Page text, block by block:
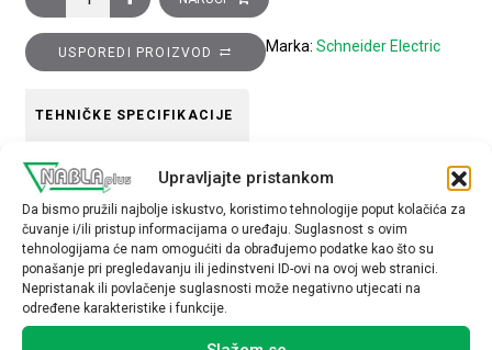
Upravljajte pristankom
Da bismo pružili najbolje iskustvo, koristimo tehnologije poput kolačića za
čuvanje i/ili pristup informacijama o uređaju. Suglasnost s ovim
tehnologijama će nam omogućiti da obrađujemo podatke kao što su
ponašanje pri pregledavanju ili jedinstveni ID-ovi na ovoj web stranici.
Nepristanak ili povlačenje suglasnosti može negativno utjecati na
određene karakteristike i funkcije.
USPOREDI PROIZVOD Marka: Schneider Electric
TEHNIČKE SPECIFIKACIJE
Tip opreme
Pomoćni kontakt